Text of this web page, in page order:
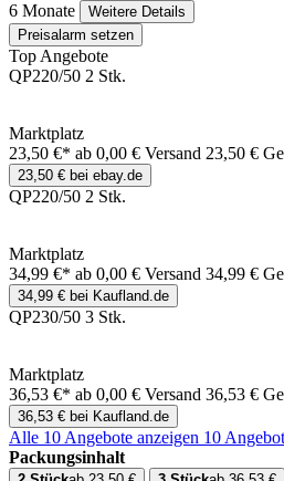
6 Monate
Weitere Details
Preisalarm setzen
Top Angebote
QP220/50 2 Stk.
Marktplatz
23,50 €* ab 0,00 € Versand 23,50 €
23,50 € bei ebay.de
QP220/50 2 Stk.
Marktplatz
34,99 €* ab 0,00 € Versand 34,99 €
34,99 € bei Kaufland.de
QP230/50 3 Stk.
Marktplatz
36,53 €* ab 0,00 € Versand 36,53 €
36,53 € bei Kaufland.de
Alle 10 Angebote anzeigen 10
Packungsinhalt